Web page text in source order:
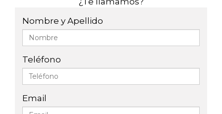
Nombre y Apellido
Teléfono
Email